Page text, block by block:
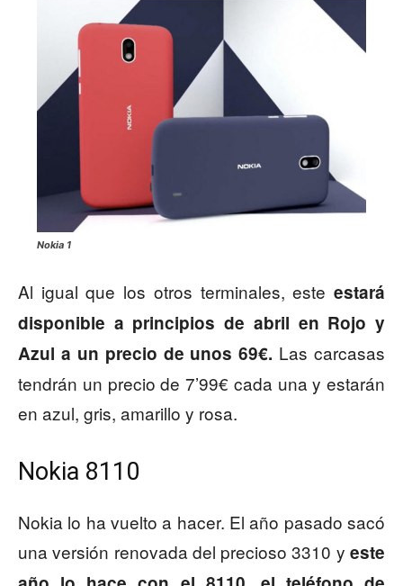
Nokia 1
Al igual que los otros terminales, este estará
disponible a principios de abril en Rojo y
Azul a un precio de unos 69€. Las carcasas
tendrán un precio de 7’99€ cada una y estarán
en azul, gris, amarillo y rosa.
Nokia 8110
Nokia lo ha vuelto a hacer. El año pasado sacó
una versión renovada del precioso 3310 y este